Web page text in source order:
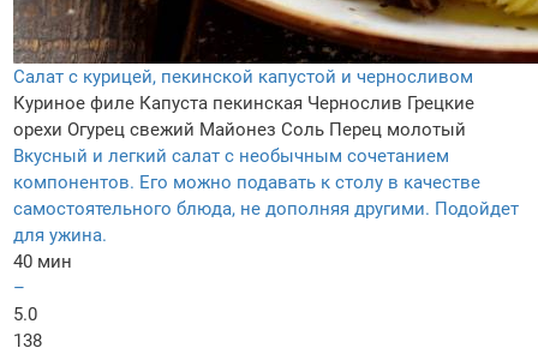
Салат с курицей, пекинской капустой и черносливом
Куриное филе Капуста пекинская Чернослив Грецкие
орехи Огурец свежий Майонез Соль Перец молотый
Вкусный и легкий салат с необычным сочетанием
компонентов. Его можно подавать к столу в качестве
самостоятельного блюда, не дополняя другими. Подойдет
для ужина.
40 мин
–
5.0
138